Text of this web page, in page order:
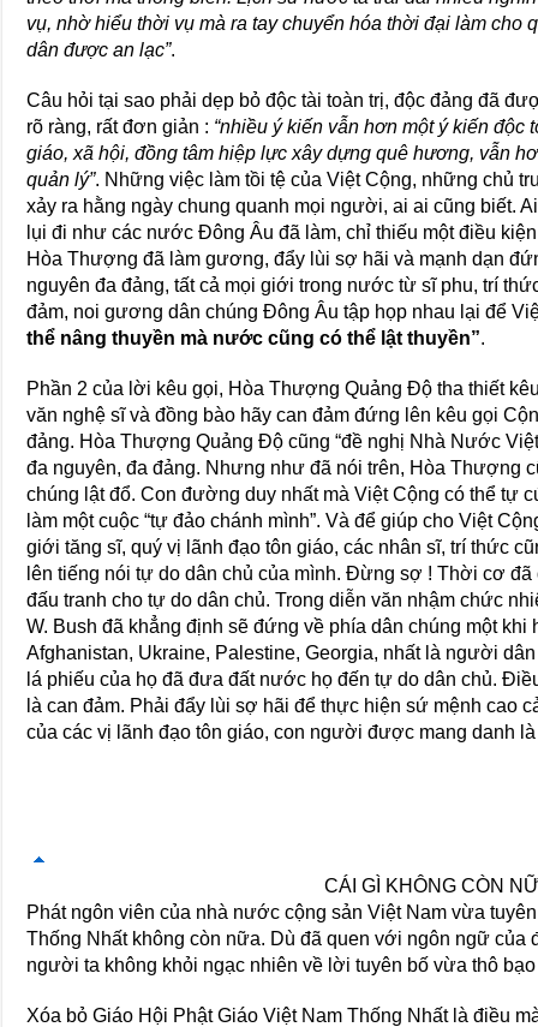
vụ, nhờ hiểu thời vụ mà ra tay chuyển hóa thời đại làm cho
dân được an lạc”.
Câu hỏi tại sao phải dẹp bỏ độc tài toàn trị, độc đảng đã
rõ ràng, rất đơn giản : “nhiều ý kiến vẫn hơn một ý kiến độc
giáo, xã hội, đồng tâm hiệp lực xây dựng quê hương, vẫn
quản lý”. Những việc làm tồi tệ của Việt Cộng, những chủ
xảy ra hằng ngày chung quanh mọi người, ai ai cũng biết.
lụi đi như các nước Ðông Âu đã làm, chỉ thiếu một điều
Hòa Thượng đã làm gương, đẩy lùi sợ hãi và mạnh dạn
nguyên đa đảng, tất cả mọi giới trong nước từ sĩ phu, trí
đảm, noi gương dân chúng Ðông Âu tập họp nhau lại để
thể nâng thuyền mà nước cũng có thể lật thuyền”.
Phần 2 của lời kêu gọi, Hòa Thượng Quảng Ðộ tha thiết
văn nghệ sĩ và đồng bào hãy can đảm đứng lên kêu gọi
đảng. Hòa Thượng Quảng Ðộ cũng “đề nghị Nhà Nước
đa nguyên, đa đảng. Nhưng như đã nói trên, Hòa Thượng
chúng lật đổ. Con đường duy nhất mà Việt Cộng có thể tự
làm một cuộc “tự đảo chánh mình”. Và để giúp cho Việt
giới tăng sĩ, quý vị lãnh đạo tôn giáo, các nhân sĩ, trí thức
lên tiếng nói tự do dân chủ của mình. Ðừng sợ ! Thời cơ
đấu tranh cho tự do dân chủ. Trong diễn văn nhậm chức
W. Bush đã khẳng định sẽ đứng về phía dân chúng một
Afghanistan, Ukraine, Palestine, Georgia, nhất là người
lá phiếu của họ đã đưa đất nước họ đến tự do dân chủ.
là can đảm. Phải đẩy lùi sợ hãi để thực hiện sứ mệnh cao
của các vị lãnh đạo tôn giáo, con người được mang danh
CÁI GÌ KHÔNG CÒN
Phát ngôn viên của nhà nước cộng sản Việt Nam vừa
Thống Nhất không còn nữa. Dù đã quen với ngôn ngữ của
người ta không khỏi ngạc nhiên về lời tuyên bố vừa thô
Xóa bỏ Giáo Hội Phật Giáo Việt Nam Thống Nhất là điều